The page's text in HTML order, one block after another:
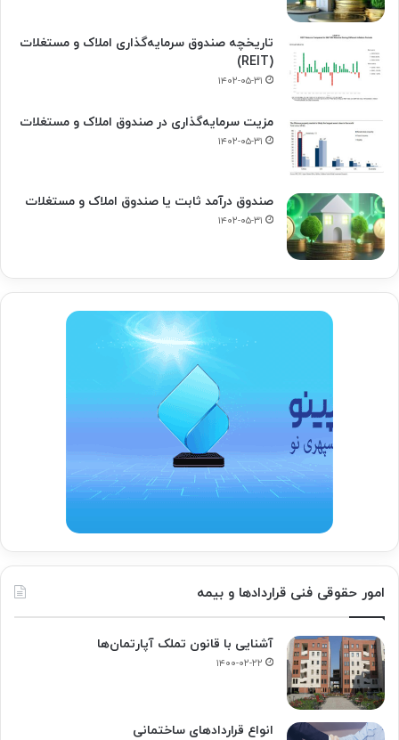
تاریخچه صندوق سرمایه‌گذاری املاک و مستغلات
(REIT)
۱۴۰۲-۰۵-۳۱
مزیت سرمایه‌گذاری در صندوق املاک و مستغلات
۱۴۰۲-۰۵-۳۱
صندوق درآمد ثابت یا صندوق املاک و مستغلات
۱۴۰۲-۰۵-۳۱
امور حقوقی فنی قراردادها و بیمه
آشنایی با قانون تملک آپارتمان‌ها
۱۴۰۰-۰۲-۲۲
انواع قراردادهای ساختمانی